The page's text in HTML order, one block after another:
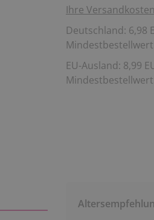
Ihre Versandkosten
Deutschland: 6,98
EU-Ausland: 8,99